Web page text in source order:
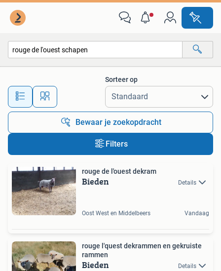
Alle afstanden…
Sorteer op
Bewaar je zoekopdracht
Filters
rouge de l'ouest dekram
Bieden Details
Oost West en Middelbeers Vandaag
rouge l'quest dekrammen en gekruiste
rammen
Bieden Details